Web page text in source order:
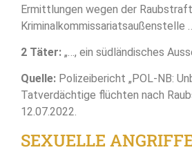
Ermittlungen wegen der
Kriminalkommissariatsaußenstelle
2 Täter: „…, ein südländisches
Quelle: Polizeibericht „POL-NB:
Tatverdächtige flüchten nach
12.07.2022.
SEXUELLE